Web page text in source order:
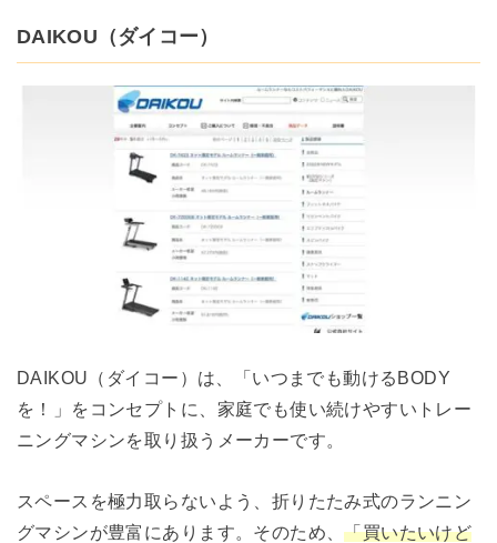
DAIKOU（ダイコー）
DAIKOU（ダイコー）は、「いつまでも動けるBODY
を！」をコンセプトに、家庭でも使い続けやすいトレー
ニングマシンを取り扱うメーカーです。
スペースを極力取らないよう、折りたたみ式のランニン
グマシンが豊富にあります。そのため、「買いたいけど